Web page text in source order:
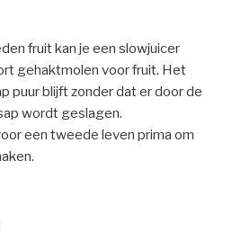
fruit kan je een slowjuicer
gehaktmolen voor fruit. Het
puur blijft zonder dat er door de
wordt geslagen.
een tweede leven prima om